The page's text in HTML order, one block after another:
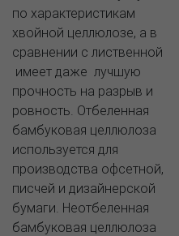
по характеристикам
хвойной целлюлозе, а в
сравнении с лиственной
имеет даже лучшую
прочность на разрыв и
ровность. Отбеленная
бамбуковая целлюлоза
используется для
производства офсетной,
писчей и дизайнерской
бумаги. Неотбеленная
бамбуковая целлюлоза